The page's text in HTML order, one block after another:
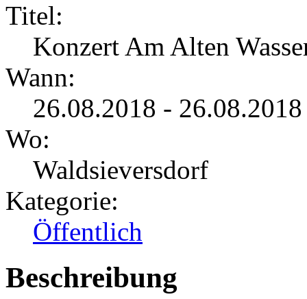
Titel:
Konzert Am Alten
Wann:
26.08.2018 -
Wo:
Waldsieversdorf
Kategorie:
Öffentlich
Beschreibung